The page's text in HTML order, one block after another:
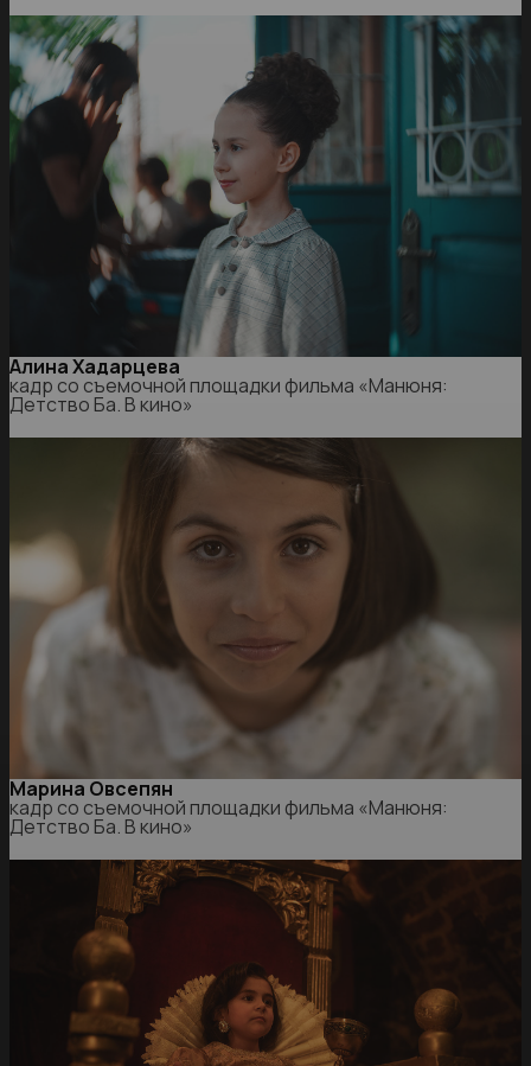
Алина Хадарцева
кадр со съемочной площадки фильма «Манюня:
Детство Ба. В кино»
Марина Овсепян
кадр со съемочной площадки фильма «Манюня:
Детство Ба. В кино»